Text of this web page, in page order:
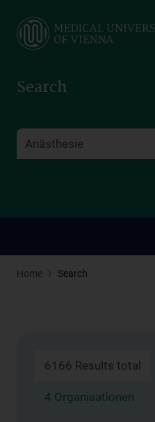
main
Search
Home Search
6166 Results total
4 Organisationen